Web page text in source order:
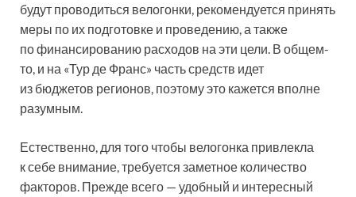
будут проводиться велогонки, рекомендуется принять
меры по их подготовке и проведению, а также
по финансированию расходов на эти цели. В общем-
то, и на «Тур де Франс» часть средств идет
из бюджетов регионов, поэтому это кажется вполне
разумным.
Естественно, для того чтобы велогонка привлекла
к себе внимание, требуется заметное количество
факторов. Прежде всего — удобный и интересный